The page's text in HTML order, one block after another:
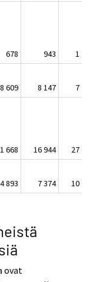
678 943
1 261
8 609 8 147
7 953
668 16 944
27 638
4 893 7 374 10 674
ovat